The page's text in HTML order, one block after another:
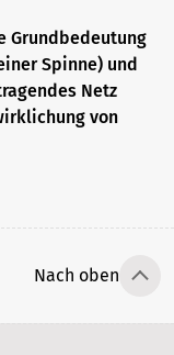
Grundbedeutung
Spinne) und
Netz
von
Nach oben